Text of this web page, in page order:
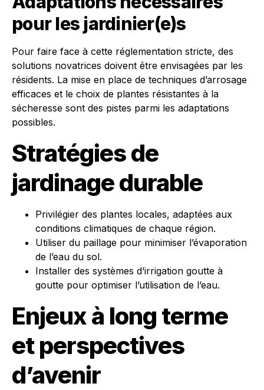
pour les jardinier(e)s
Pour faire face à cette réglementation stricte, des
solutions novatrices doivent être envisagées par les
résidents. La mise en place de techniques d’arrosage
efficaces et le choix de plantes résistantes à la
sécheresse sont des pistes parmi les adaptations
possibles.
Stratégies de
jardinage durable
Privilégier des plantes locales, adaptées aux
conditions climatiques de chaque région.
Utiliser du paillage pour minimiser l’évaporation
de l’eau du sol.
Installer des systèmes d’irrigation goutte à
goutte pour optimiser l’utilisation de l’eau.
Enjeux à long terme
et perspectives
d’avenir